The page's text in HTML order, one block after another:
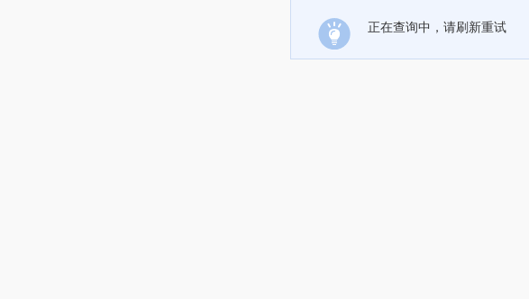
正在查询中，请刷新重试